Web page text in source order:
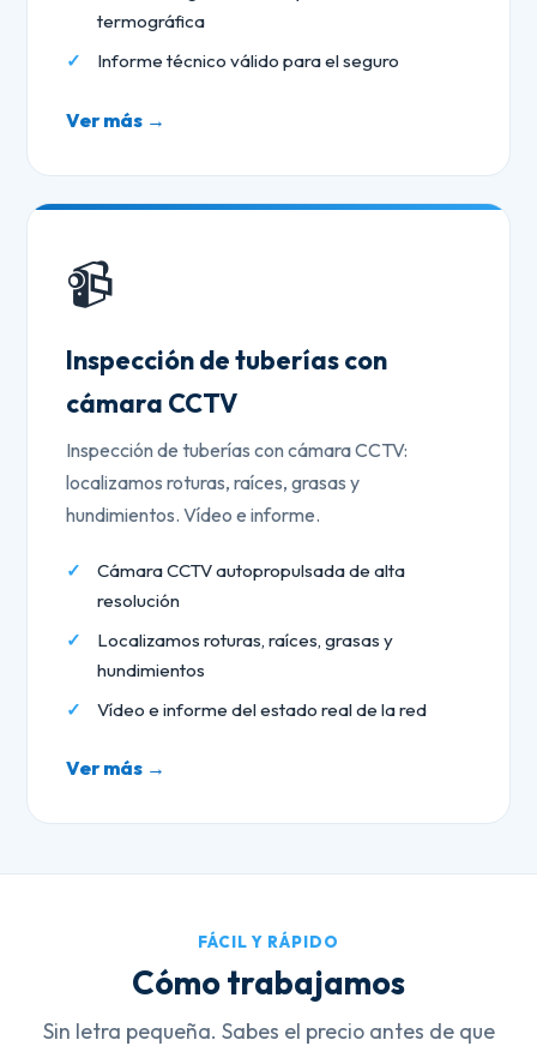
termográfica
Informe técnico válido para el seguro
Ver más →
📹
Inspección de tuberías con
cámara CCTV
Inspección de tuberías con cámara CCTV:
localizamos roturas, raíces, grasas y
hundimientos. Vídeo e informe.
Cámara CCTV autopropulsada de alta
resolución
Localizamos roturas, raíces, grasas y
hundimientos
Vídeo e informe del estado real de la red
Ver más →
FÁCIL Y RÁPIDO
Cómo trabajamos
Sin letra pequeña. Sabes el precio antes de que